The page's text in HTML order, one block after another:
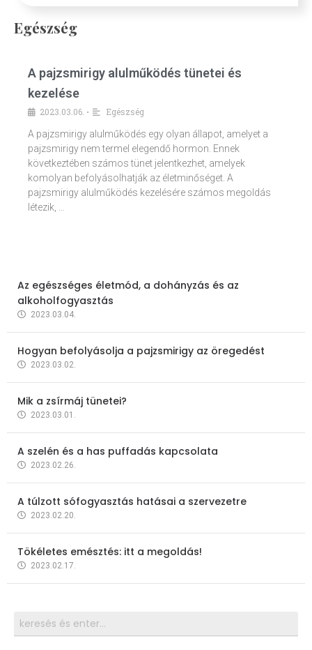
Egészség
A pajzsmirigy alulműködés tünetei és
kezelése
2023.03.06. •
Egészség
A pajzsmirigy alulműködés egy olyan állapot, amelyet a
pajzsmirigy nem termel elegendő hormon. Ennek
következtében számos tünet jelentkezhet, amelyek
komolyan befolyásolhatják az életminőséget. A
pajzsmirigy alulműködés kezelésére számos megoldás
létezik, …
Az egészséges életmód, a dohányzás és az
alkoholfogyasztás
2023.03.04.
Hogyan befolyásolja a pajzsmirigy az öregedést
2023.03.02.
Mik a zsírmáj tünetei?
2023.03.01.
A szelén és a has puffadás kapcsolata
2023.02.26.
A túlzott sófogyasztás hatásai a szervezetre
2023.02.20.
Tökéletes emésztés: itt a megoldás!
2023.02.17.